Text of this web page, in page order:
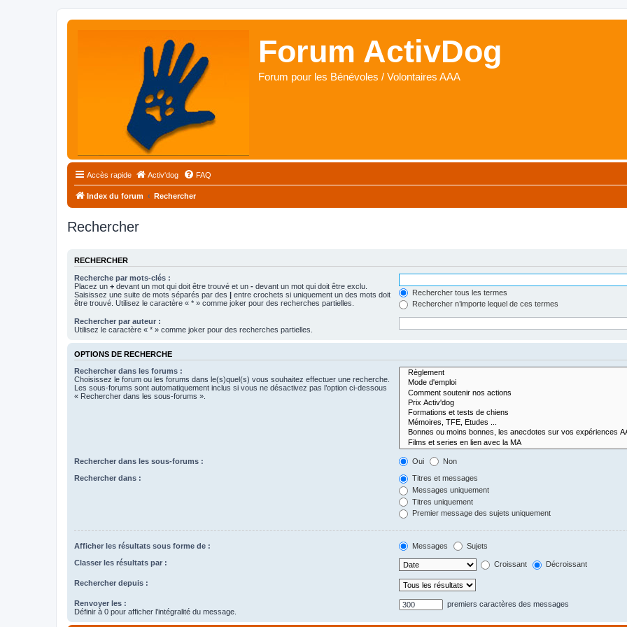
Forum ActivDog
Forum pour les Bénévoles / Volontaires AAA
Accès rapide Activ'dog FAQ
Index du forum Rechercher
Rechercher
RECHERCHER
Recherche par mots-clés :
Placez un + devant un mot qui doit être trouvé et un - devant un mot qui doit être exclu.
Saisissez une suite de mots séparés par des | entre crochets si uniquement un des mots doit
être trouvé. Utilisez le caractère « * » comme joker pour des recherches partielles.
Rechercher tous les termes
Rechercher n’importe lequel de ces termes
Rechercher par auteur :
Utilisez le caractère « * » comme joker pour des recherches partielles.
OPTIONS DE RECHERCHE
Rechercher dans les forums :
Choisissez le forum ou les forums dans le(s)quel(s) vous souhaitez effectuer une recherche.
Les sous-forums sont automatiquement inclus si vous ne désactivez pas l’option ci-dessous
« Rechercher dans les sous-forums ».
Rechercher dans les sous-forums : Oui Non
Rechercher dans :
Titres et messages
Messages uniquement
Titres uniquement
Premier message des sujets uniquement
Afficher les résultats sous forme de : Messages Sujets
Classer les résultats par : Croissant Décroissant
Rechercher depuis :
Renvoyer les :
Définir à 0 pour afficher l’intégralité du message.
premiers caractères des messages